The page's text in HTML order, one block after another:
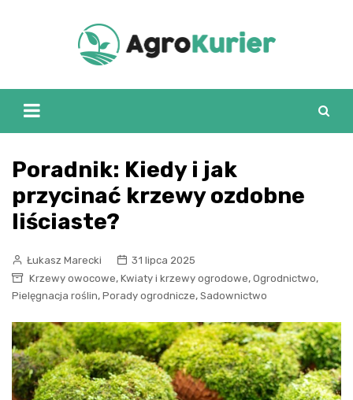
Poradnik: Kiedy i jak
przycinać krzewy ozdobne
liściaste?
Łukasz Marecki
31 lipca 2025
Krzewy owocowe, Kwiaty i krzewy ogrodowe, Ogrodnictwo,
Pielęgnacja roślin, Porady ogrodnicze, Sadownictwo